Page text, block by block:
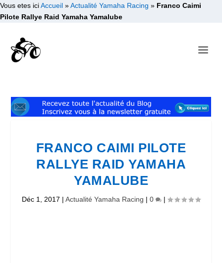
Vous etes iciAccueil »Actualité Yamaha Racing » Franco Caimi
Pilote Rallye Raid Yamaha Yamalube
FRANCO CAIMI PILOTE
RALLYE RAID YAMAHA
YAMALUBE
Déc 1, 2017 | Actualité Yamaha Racing | 0 |